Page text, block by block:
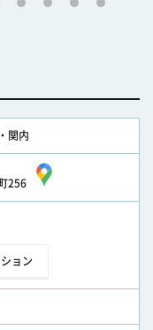
関内
256
ョン